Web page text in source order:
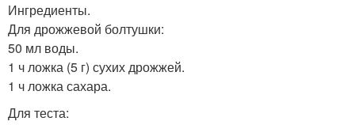
Ингредиенты.
Для дрожжевой болтушки:
50 мл воды.
1 ч ложка (5 г) сухих дрожжей.
1 ч ложка сахара.
Для теста: